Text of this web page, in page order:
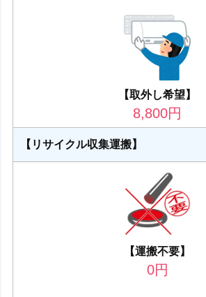
【取外し希望】
8,800円
【リサイクル収集運搬】
【運搬不要】
0円